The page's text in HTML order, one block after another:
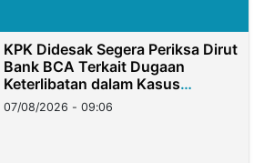
KPK Didesak Segera Periksa Dirut
Bank BCA Terkait Dugaan
Keterlibatan dalam Kasus
Hilangnya Dana Nasabah Rp2,58
Miliar
07/08/2026 - 09:06